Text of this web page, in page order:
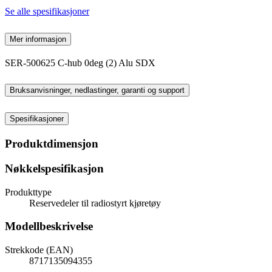
Se alle spesifikasjoner
Mer informasjon
SER-500625 C-hub 0deg (2) Alu SDX
Bruksanvisninger, nedlastinger, garanti og support
Spesifikasjoner
Produktdimensjon
Nøkkelspesifikasjon
Produkttype
Reservedeler til radiostyrt kjøretøy
Modellbeskrivelse
Strekkode (EAN)
8717135094355